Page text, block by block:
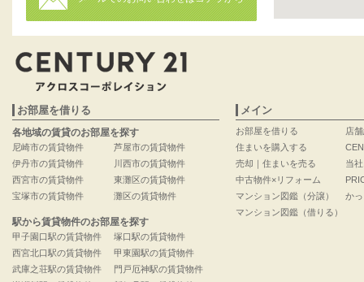
お部屋を借りる
各地域の賃貸のお部屋を探す
尼崎市の賃貸物件
伊丹市の賃貸物件
西宮市の賃貸物件
宝塚市の賃貸物件
芦屋市の賃貸物件
川西市の賃貸物件
東灘区の賃貸物件
灘区の賃貸物件
駅から賃貸物件のお部屋を探す
甲子園口駅の賃貸物件
西宮北口駅の賃貸物件
武庫之荘駅の賃貸物件
塚口駅の賃貸物件
甲東園駅の賃貸物件
門戸厄神駅の賃貸物件
メイン
お部屋を借りる
住まいを購入する
売却｜住まいを売る
中古物件×リフォーム
マンション図鑑（分譲）
マンション図鑑（借りる）
店
当
か